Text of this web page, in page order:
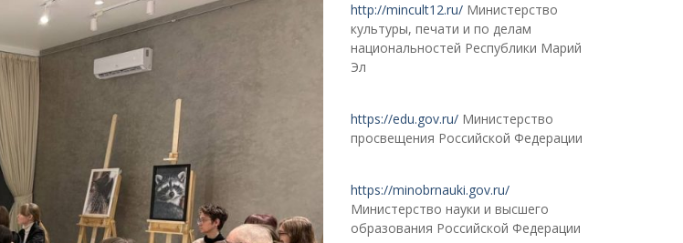
http://mincult12.ru/Министерство
культуры, печати и по делам
национальностей Республики Марий
Эл
https://edu.gov.ru/Министерство
просвещения Российской Федерации
https://minobrnauki.gov.ru/
Министерство науки и высшего
образования Российской Федерации